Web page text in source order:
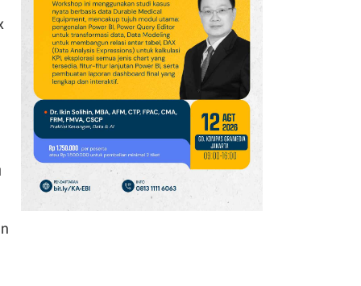
Harga Emas Antam (7
Agustus 2026) Turun,
Cek Spread dengan
Harga Buyback
10 Harga Emas Menuju US$
4.800, Simak
Proyeksinya Hingga
Akhir Tahun
11
BBCA, BMRI dan ASII di